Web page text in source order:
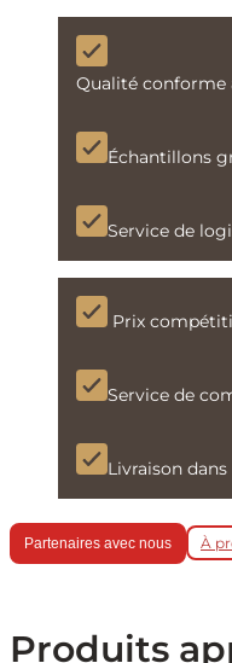
Qualité conforme
Échantillons
Service de
Prix
Service de
Livraison dans
Partenaires avec nous À
Produits